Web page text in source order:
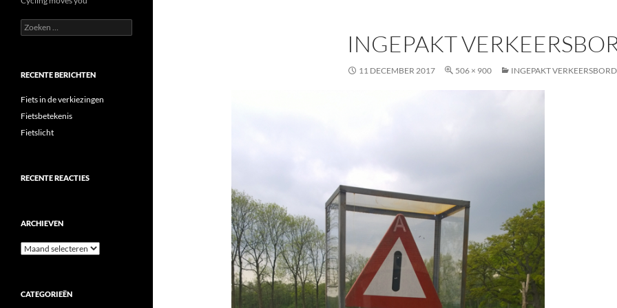
INGEPAKT
11 DECEMBER 2017 506 × 900 INGEPAKT VERKEERSBORD
Zoeken
naar:
RECENTE BERICHTEN
Fiets in de verkiezingen
Fietsbetekenis
Fietslicht
RECENTE REACTIES
ARCHIEVEN
Archieven
CATEGORIEËN